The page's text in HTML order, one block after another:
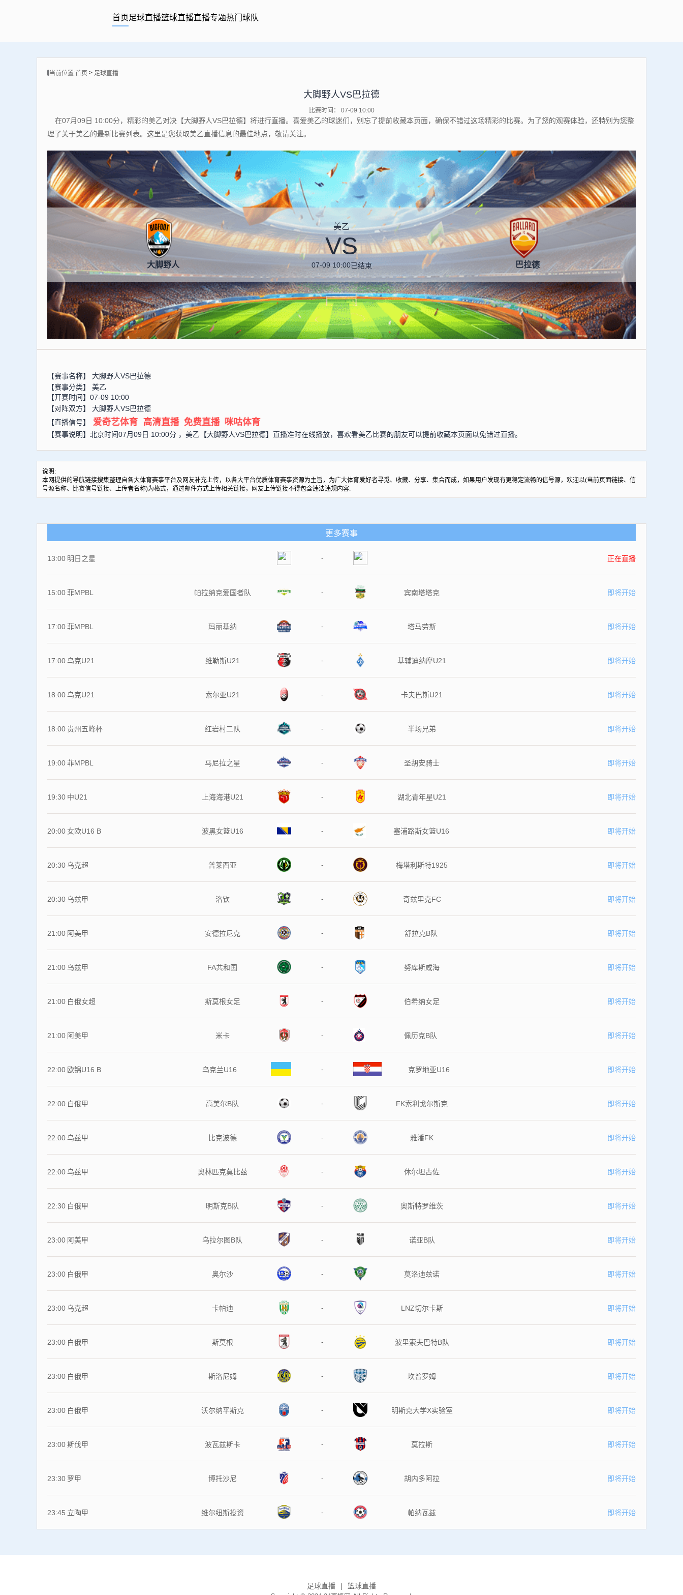
首页足球直播篮球直播直播专题热门球队
当前位置:首页 > 足球直播
大脚野人VS巴拉德
比赛时间： 07-09 10:00
在07月09日 10:00分，精彩的美乙对决【大脚野人VS巴拉德】将进行直播。喜爱美乙的球迷们，别忘了提前收藏本页面，确保不错过这场精彩的比赛。为了您的观赛体验，还特别为您整
理了关于美乙的最新比赛列表。这里是您获取美乙直播信息的最佳地点，敬请关注。
大脚野人
美乙
VS
07-09 10:00已结束 巴拉德
【赛事名称】 大脚野人VS巴拉德
【赛事分类】 美乙
【开赛时间】07-09 10:00
【对阵双方】 大脚野人VS巴拉德
【直播信号】
爱奇艺体育 高清直播 免费直播 咪咕体育
【赛事说明】北京时间07月09日 10:00分 ，美乙【大脚野人VS巴拉德】直播准时在线播放，喜欢看美乙比赛的朋友可以提前收藏本页面以免错过直播。
说明:
本网提供的导航链接搜集整理自各大体育赛事平台及网友补充上传，以各大平台优质体育赛事资源为主旨，为广大体育爱好者寻觅、收藏、分享、集合而成，如果用户发现有更稳定流畅的信号源，欢迎以(当前页面链接、信
号源名称、比赛信号链接、上传者名称)为格式，通过邮件方式上传相关链接，网友上传链接不得包含违法违规内容.
更多赛事
13:00 明日之星 - 正在直播
15:00菲MPBL 帕拉纳克爱国者队 - 宾南塔塔克 即将开始
17:00菲MPBL 玛丽基纳 - 塔马劳斯 即将开始
17:00乌克U21 维勒斯U21 - 基辅迪纳摩U21 即将开始
18:00乌克U21 索尔亚U21 - 卡夫巴斯U21 即将开始
18:00贵州五峰杯 红岩村二队 - 半场兄弟 即将开始
19:00菲MPBL 马尼拉之星 - 圣胡安骑士 即将开始
19:30 中U21 上海海港U21 - 湖北青年星U21 即将开始
20:00女欧U16 B 波黑女篮U16 - 塞浦路斯女篮U16 即将开始
20:30乌克超 普莱西亚 - 梅塔利斯特1925 即将开始
20:30乌兹甲 洛钦 - 奇兹里克FC 即将开始
21:00 阿美甲 安德拉尼克 - 舒拉克B队 即将开始
21:00乌兹甲 FA共和国 - 努库斯咸海 即将开始
21:00 白俄女超 斯莫根女足 - 伯希纳女足 即将开始
21:00 阿美甲 米卡 - 佩历克B队 即将开始
22:00 欧锦U16 B 乌克兰U16 - 克罗地亚U16 即将开始
22:00 白俄甲 高美尔B队 - FK索利戈尔斯克 即将开始
22:00乌兹甲 比克波德 - 雅潘FK 即将开始
22:00乌兹甲 奥林匹克莫比兹 - 休尔坦古佐 即将开始
22:30 白俄甲 明斯克B队 - 奥斯特罗维茨 即将开始
23:00 阿美甲 乌拉尔图B队 - 诺亚B队 即将开始
23:00 白俄甲 奥尔沙 - 莫洛迪兹诺 即将开始
23:00乌克超 卡帕迪 - LNZ切尔卡斯 即将开始
23:00 白俄甲 斯莫根 - 波里索夫巴特B队 即将开始
23:00 白俄甲 斯洛尼姆 - 坎普罗姆 即将开始
23:00 白俄甲 沃尔纳平斯克 - 明斯克大学X实验室 即将开始
23:00斯伐甲 波瓦兹斯卡 - 莫拉斯 即将开始
23:30 罗甲 博托沙尼 - 胡内多阿拉 即将开始
23:45 立陶甲 维尔纽斯投资 - 帕纳瓦兹 即将开始
足球直播 篮球直播